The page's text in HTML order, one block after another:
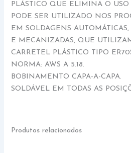
PLÁSTICO QUE ELIMINA O USO
PODE SER UTILIZADO NOS
EM SOLDAGENS
E MECANIZADAS, QUE
CARRETEL PLÁSTICO TIPO
NORMA: AWS A 5.18.
BOBINAMENTO CAPA-A-CAPA.
SOLDÁVEL EM TODAS AS
Produtos relacionados